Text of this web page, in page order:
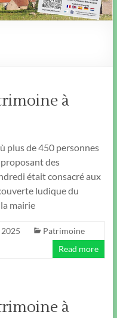
à
plus de 450 personnes
des
était consacré aux
ludique du
mairie
Patrimoine
Read more
à